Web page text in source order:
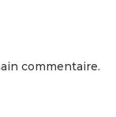
commentaire.